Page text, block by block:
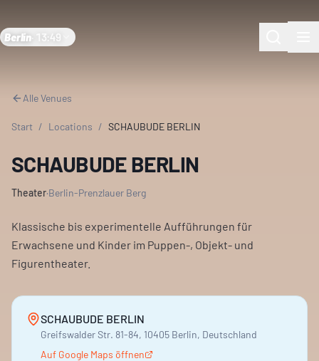
Berlin 13:49
Alle Venues
Start / Locations / SCHAUBUDE BERLIN
SCHAUBUDE BERLIN
Theater·Berlin-Prenzlauer Berg
Klassische bis experimentelle Aufführungen für
Erwachsene und Kinder im Puppen-, Objekt- und
Figurentheater.
SCHAUBUDE BERLIN
Greifswalder Str. 81-84, 10405 Berlin, Deutschland
Auf Google Maps öffnen